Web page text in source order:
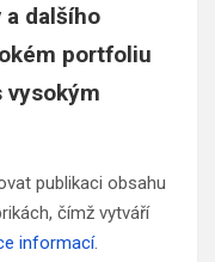
dalšího
portfoliu
vysokým
publikaci obsahu
čímž vytváří
informací.